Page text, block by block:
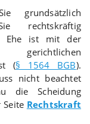
grundsätzlich
rechtskräftig
Ehe ist mit der
(§ 1564 BGB).
nicht beachtet
die Scheidung
Rechtskraft